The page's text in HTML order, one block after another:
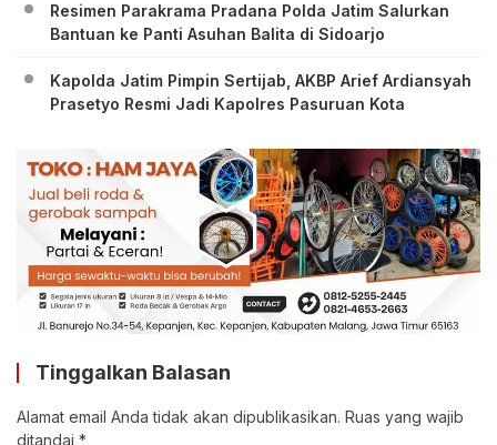
Resimen Parakrama Pradana Polda Jatim Salurkan
Bantuan ke Panti Asuhan Balita di Sidoarjo
Kapolda Jatim Pimpin Sertijab, AKBP Arief Ardiansyah
Prasetyo Resmi Jadi Kapolres Pasuruan Kota
Tinggalkan Balasan
Alamat email Anda tidak akan dipublikasikan. Ruas yang wajib
ditandai *